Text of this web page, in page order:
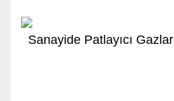
Sanayide Patlayıcı Gazlar